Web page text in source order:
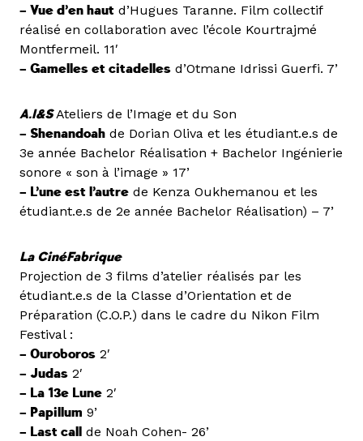
– Vue d’en haut d’Hugues Taranne. Film collectif
réalisé en collaboration avec l’école Kourtrajmé
Montfermeil. 11′
– Gamelles et citadelles d’Otmane Idrissi Guerfi. 7’
A.I&SAteliers de l’Image et du Son
– Shenandoah de Dorian Oliva et les étudiant.e.s de
3e année Bachelor Réalisation + Bachelor Ingénierie
sonore « son à l’image » 17’
– L’une est l’autre de Kenza Oukhemanou et les
étudiant.e.s de 2e année Bachelor Réalisation) – 7’
La CinéFabrique
Projection de 3 films d’atelier réalisés par les
étudiant.e.s de la Classe d’Orientation et de
Préparation (C.O.P.) dans le cadre du Nikon Film
Festival :
– Ouroboros 2′
– Judas 2′
– La 13e Lune 2′
– Papillum 9’
– Last call de Noah Cohen- 26’